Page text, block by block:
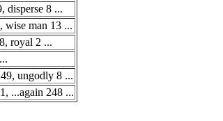
disperse 8 ...
wise man 13 ...
royal 2 ...
ungodly 8 ...
...again 248 ...